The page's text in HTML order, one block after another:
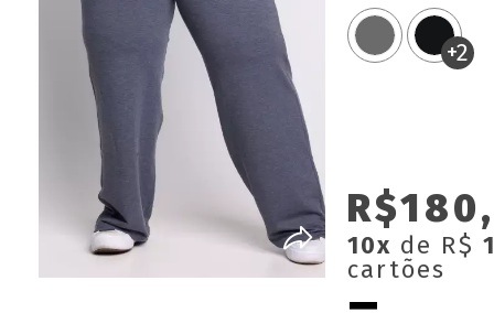
+2
Size
10x de R$
cartões